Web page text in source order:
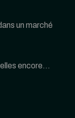
un marché
encore…